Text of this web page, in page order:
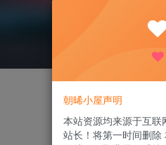
朝晞小屋声明
本站资源均来源于互联
站长！将第一时间删除